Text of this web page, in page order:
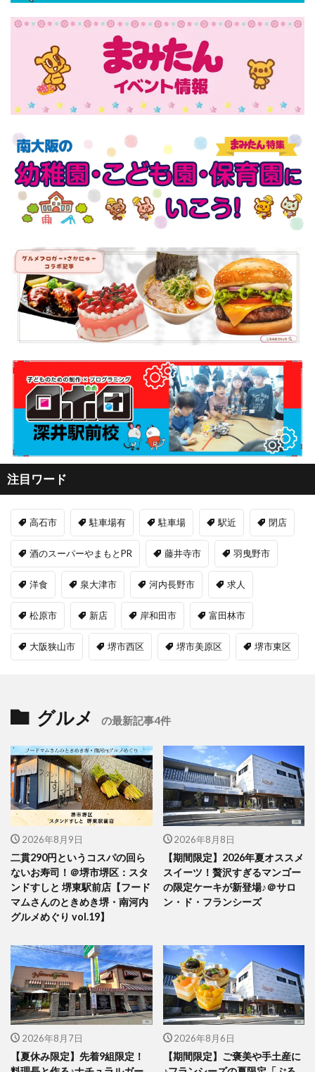
注目ワード
高石市 駐車場有 駐車場 駅近 閉店
酒のスーパーやまもとPR 藤井寺市 羽曳野市
洋食 泉大津市 河内長野市 求人
松原市 新店 岸和田市 富田林市
大阪狭山市 堺市西区 堺市美原区 堺市東区
グルメ の最新記事4件
2026年8月9日
二貫290円というコスパの回ら
ないお寿司！＠堺市堺区：スタ
ンドすしと 堺東駅前店【フード
マムさんのときめき堺・南河内
グルメめぐり vol.19】
2026年8月8日
【期間限定】2026年夏オススメ
スイーツ！贅沢すぎるマンゴー
の限定ケーキが新登場♪＠サロ
ン・ド・フランシーズ
2026年8月7日
【夏休み限定】先着9組限定！
2026年8月6日
【期間限定】ご褒美や手土産に